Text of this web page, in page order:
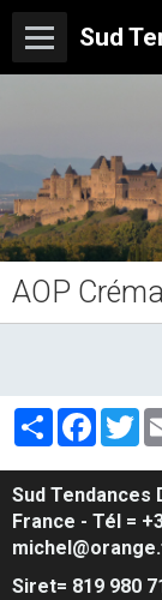
Sud
AOP
Partager
Sud Tendances
France - Tél =
Siret= 819 980